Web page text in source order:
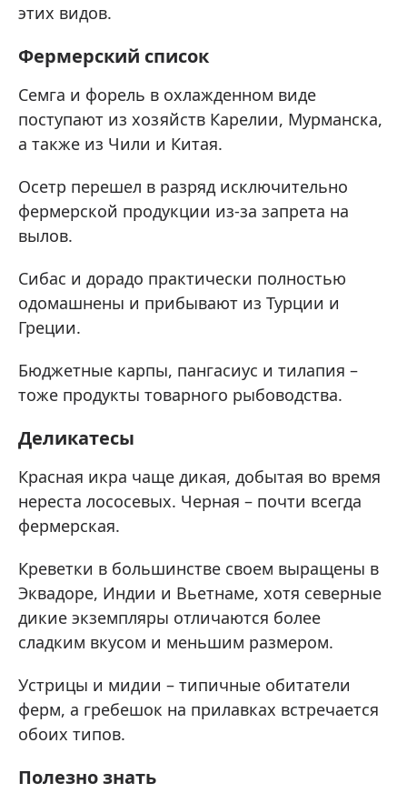
этих видов.
Фермерский список
Семга и форель в охлажденном виде
поступают из хозяйств Карелии, Мурманска,
а также из Чили и Китая.
Осетр перешел в разряд исключительно
фермерской продукции из-за запрета на
вылов.
Сибас и дорадо практически полностью
одомашнены и прибывают из Турции и
Греции.
Бюджетные карпы, пангасиус и тилапия –
тоже продукты товарного рыбоводства.
Деликатесы
Красная икра чаще дикая, добытая во время
нереста лососевых. Черная – почти всегда
фермерская.
Креветки в большинстве своем выращены в
Эквадоре, Индии и Вьетнаме, хотя северные
дикие экземпляры отличаются более
сладким вкусом и меньшим размером.
Устрицы и мидии – типичные обитатели
ферм, а гребешок на прилавках встречается
обоих типов.
Полезно знать